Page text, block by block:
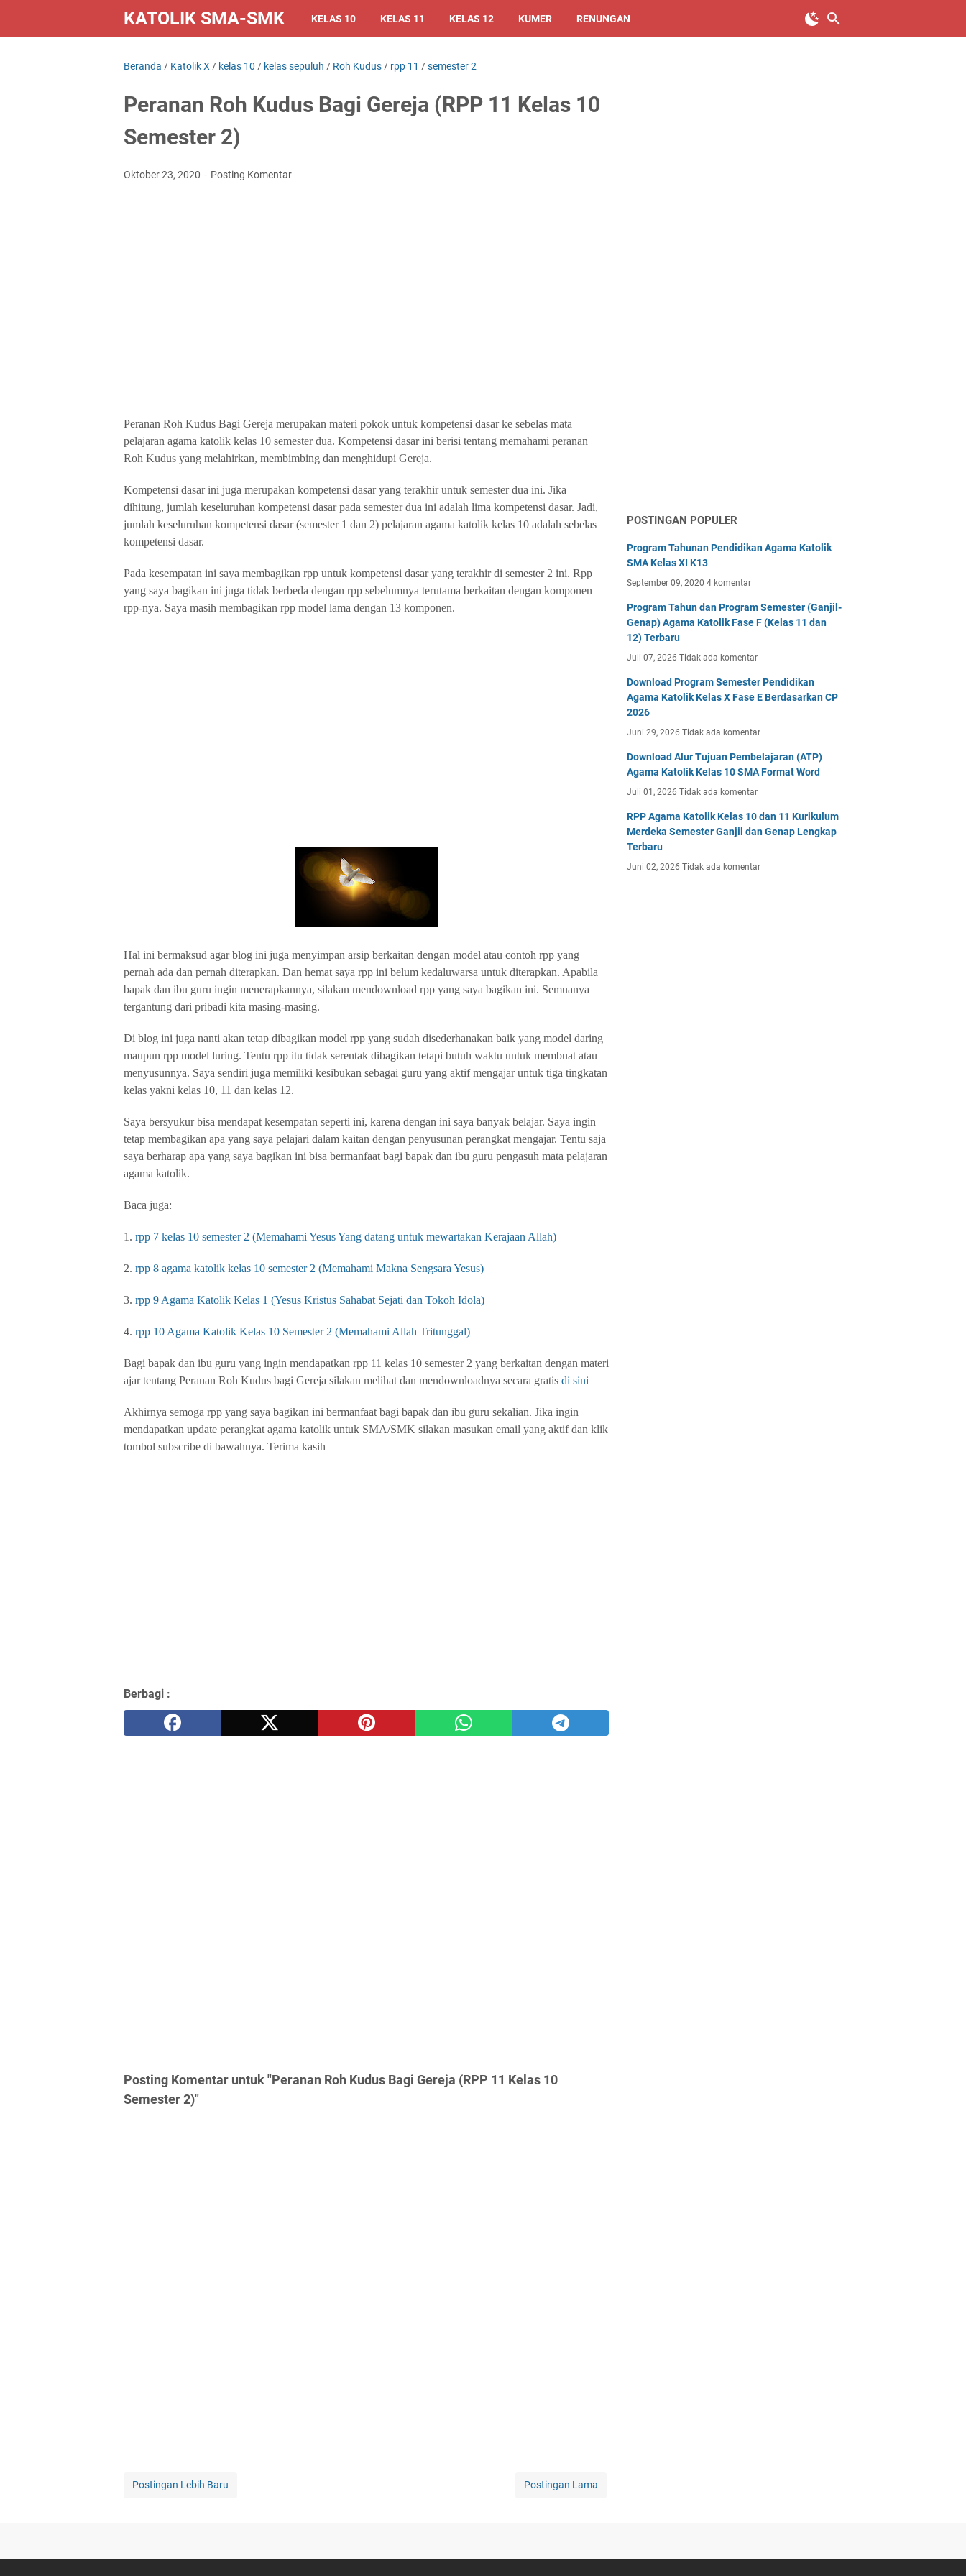
KATOLIK SMA-SMK KELAS 10 KELAS 11 KELAS 12 KUMER RENUNGAN
Beranda / Katolik X / kelas 10 / kelas sepuluh / Roh Kudus / rpp 11 /semester 2
Peranan Roh Kudus Bagi Gereja (RPP 11 Kelas 10
Semester 2)
Oktober 23, 2020 Posting Komentar
Peranan Roh Kudus Bagi Gereja merupakan materi pokok untuk kompetensi dasar ke sebelas mata
pelajaran agama katolik kelas 10 semester dua. Kompetensi dasar ini berisi tentang memahami peranan
Roh Kudus yang melahirkan, membimbing dan menghidupi Gereja.
Kompetensi dasar ini juga merupakan kompetensi dasar yang terakhir untuk semester dua ini. Jika
dihitung, jumlah keseluruhan kompetensi dasar pada semester dua ini adalah lima kompetensi dasar. Jadi,
jumlah keseluruhan kompetensi dasar (semester 1 dan 2) pelajaran agama katolik kelas 10 adalah sebelas
kompetensi dasar.
Pada kesempatan ini saya membagikan rpp untuk kompetensi dasar yang terakhir di semester 2 ini. Rpp
yang saya bagikan ini juga tidak berbeda dengan rpp sebelumnya terutama berkaitan dengan komponen
rpp-nya. Saya masih membagikan rpp model lama dengan 13 komponen.
Hal ini bermaksud agar blog ini juga menyimpan arsip berkaitan dengan model atau contoh rpp yang
pernah ada dan pernah diterapkan. Dan hemat saya rpp ini belum kedaluwarsa untuk diterapkan. Apabila
bapak dan ibu guru ingin menerapkannya, silakan mendownload rpp yang saya bagikan ini. Semuanya
tergantung dari pribadi kita masing-masing.
Di blog ini juga nanti akan tetap dibagikan model rpp yang sudah disederhanakan baik yang model daring
maupun rpp model luring. Tentu rpp itu tidak serentak dibagikan tetapi butuh waktu untuk membuat atau
menyusunnya. Saya sendiri juga memiliki kesibukan sebagai guru yang aktif mengajar untuk tiga tingkatan
kelas yakni kelas 10, 11 dan kelas 12.
Saya bersyukur bisa mendapat kesempatan seperti ini, karena dengan ini saya banyak belajar. Saya ingin
tetap membagikan apa yang saya pelajari dalam kaitan dengan penyusunan perangkat mengajar. Tentu saja
saya berharap apa yang saya bagikan ini bisa bermanfaat bagi bapak dan ibu guru pengasuh mata pelajaran
agama katolik.
Baca juga:
1. rpp 7 kelas 10 semester 2 (Memahami Yesus Yang datang untuk mewartakan Kerajaan Allah)
2. rpp 8 agama katolik kelas 10 semester 2 (Memahami Makna Sengsara Yesus)
3. rpp 9 Agama Katolik Kelas 1 (Yesus Kristus Sahabat Sejati dan Tokoh Idola)
4. rpp 10 Agama Katolik Kelas 10 Semester 2 (Memahami Allah Tritunggal)
Bagi bapak dan ibu guru yang ingin mendapatkan rpp 11 kelas 10 semester 2 yang berkaitan dengan materi
ajar tentang Peranan Roh Kudus bagi Gereja silakan melihat dan mendownloadnya secara gratis di sini
Akhirnya semoga rpp yang saya bagikan ini bermanfaat bagi bapak dan ibu guru sekalian. Jika ingin
mendapatkan update perangkat agama katolik untuk SMA/SMK silakan masukan email yang aktif dan klik
tombol subscribe di bawahnya. Terima kasih
Berbagi :
Posting Komentar untuk "Peranan Roh Kudus Bagi Gereja (RPP 11 Kelas 10
Semester 2)"
Postingan Lebih Baru Postingan Lama
POSTINGAN POPULER
Program Tahunan Pendidikan Agama Katolik
SMA Kelas XI K13
September 09, 2020 4 komentar
Program Tahun dan Program Semester (Ganjil-
Genap) Agama Katolik Fase F (Kelas 11 dan
12) Terbaru
Juli 07, 2026 Tidak ada komentar
Download Program Semester Pendidikan
Agama Katolik Kelas X Fase E Berdasarkan CP
2026
Juni 29, 2026 Tidak ada komentar
Download Alur Tujuan Pembelajaran (ATP)
Agama Katolik Kelas 10 SMA Format Word
Juli 01, 2026 Tidak ada komentar
RPP Agama Katolik Kelas 10 dan 11 Kurikulum
Merdeka Semester Ganjil dan Genap Lengkap
Terbaru
Juni 02, 2026 Tidak ada komentar